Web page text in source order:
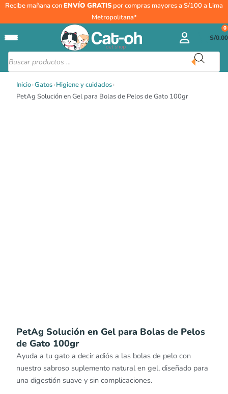
Recibe mañana conENVÍO GRATIS por compras mayores a S/100 a Lima
Metropolitana*
Búsqueda
de
productos
S/0.00
0
Inicio›Gatos›Higiene y cuidados›
PetAg Solución en Gel para Bolas de Pelos de Gato 100gr
PetAg Solución en Gel para Bolas de Pelos
de Gato 100gr
Ayuda a tu gato a decir adiós a las bolas de pelo con
nuestro sabroso suplemento natural en gel, diseñado para
una digestión suave y sin complicaciones.